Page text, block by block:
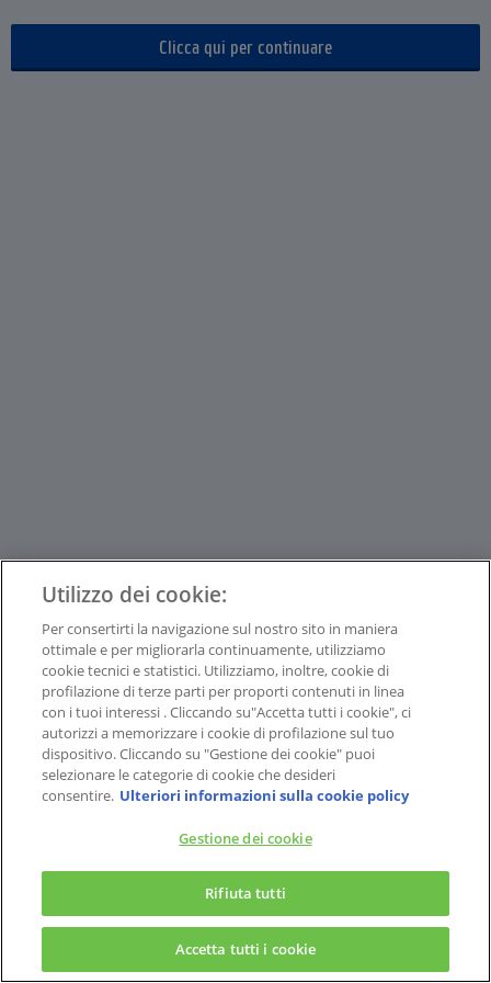
Clicca qui per continuare
Utilizzo dei cookie:
Per consertirti la navigazione sul nostro sito in maniera
ottimale e per migliorarla continuamente, utilizziamo
cookie tecnici e statistici. Utilizziamo, inoltre, cookie di
profilazione di terze parti per proporti contenuti in linea
con i tuoi interessi . Cliccando su"Accetta tutti i cookie", ci
autorizzi a memorizzare i cookie di profilazione sul tuo
dispositivo. Cliccando su "Gestione dei cookie" puoi
selezionare le categorie di cookie che desideri
consentire. Ulteriori informazioni sulla cookie policy
Gestione dei cookie
Rifiuta tutti
Accetta tutti i cookie